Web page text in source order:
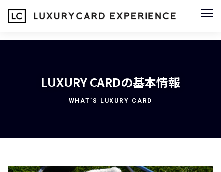
LUXURY CARDの基本情報
WHAT’S LUXURY CARD